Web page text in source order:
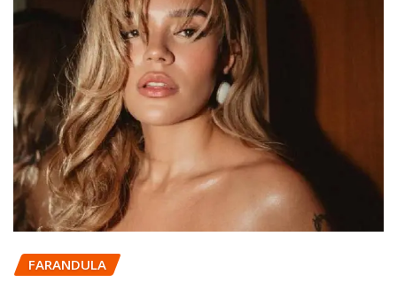
FARANDULA